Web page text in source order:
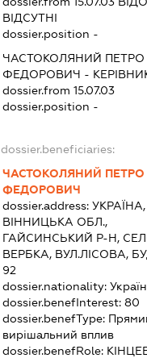
ВІДСУТНІ
dossier.position -
ЧАСТОКОЛЯНИЙ ПЕТРО
ФЕДОРОВИЧ -
dossier.from 15.07.03
dossier.position -
dossier.beneficiaries:
ЧАСТОКОЛЯНИЙ ПЕТРО
ФЕДОРОВИЧ
dossier.address:УКРАЇНА,
ВІННИЦЬКА ОБЛ.,
ГАЙСИНСЬКИЙ Р-Н,
ВЕРБКА, ВУЛ.ЛІСОВА,
92
dossier.nationality:
dossier.benefInterest:80
dossier.benefType:
вирішальний вплив
dossier.benefRole: